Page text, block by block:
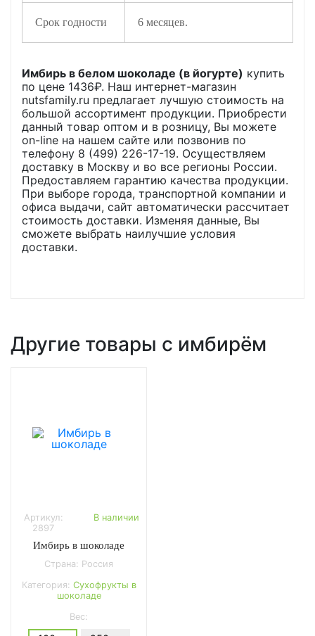
Срок годности 6 месяцев.
Имбирь в белом шоколаде (в йогурте) купить
по цене 1436₽. Наш интернет-магазин
nutsfamily.ru предлагает лучшую стоимость на
большой ассортимент продукции. Приобрести
данный товар оптом и в розницу, Вы можете
on-line на нашем сайте или позвонив по
телефону 8 (499) 226-17-19. Осуществляем
доставку в Москву и во все регионы России.
Предоставляем гарантию качества продукции.
При выборе города, транспортной компании и
офиса выдачи, сайт автоматически рассчитает
стоимость доставки. Изменяя данные, Вы
сможете выбрать наилучшие условия
доставки.
Другие товары с имбирём
Артикул:
2897
В наличии
Имбирь в шоколаде
Страна: Россия
Категория: Сухофрукты в
шоколаде
Вес: